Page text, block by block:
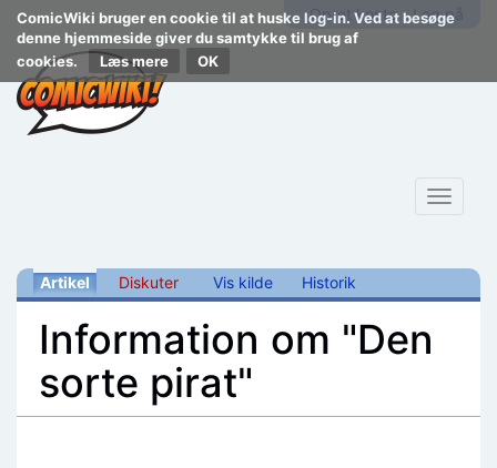
ComicWiki bruger en cookie til at huske log-in. Ved at besøge
denne hjemmeside giver du samtykke til brug af
cookies.
Læs mere
Opret konto Log på
Toggle
Artikel Diskuter Vis kilde Historik
Information om "Den
sorte pirat"